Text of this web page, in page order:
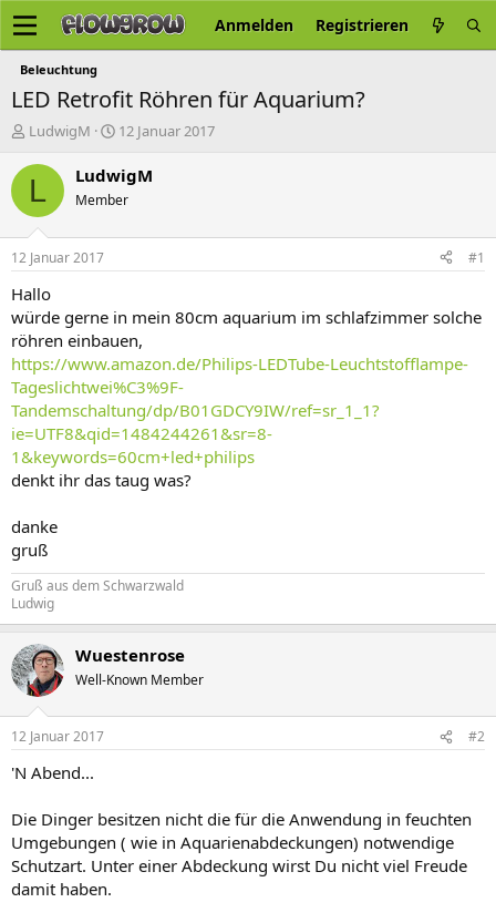
Anmelden Registrieren
Beleuchtung
LED Retrofit Röhren für Aquarium?
E
s
e
r
LudwigM
E
s
e
t
12 Januar 2017
L LudwigM
Member
12 Januar 2017 #1
Hallo
würde gerne in mein 80cm aquarium im schlafzimmer solche
röhren einbauen,
https://www.amazon.de/Philips-LEDTube-Leuchtstofflampe-
Tageslichtwei%C3%9F-
Tandemschaltung/dp/B01GDCY9IW/ref=sr_1_1?
ie=UTF8&qid=1484244261&sr=8-
1&keywords=60cm+led+philips
denkt ihr das taug was?
danke
gruß
Gruß aus dem Schwarzwald
Ludwig
Wuestenrose
Well-Known Member
12 Januar 2017 #2
'N Abend...
Die Dinger besitzen nicht die für die Anwendung in feuchten
Umgebungen ( wie in Aquarienabdeckungen) notwendige
Schutzart. Unter einer Abdeckung wirst Du nicht viel Freude
damit haben.